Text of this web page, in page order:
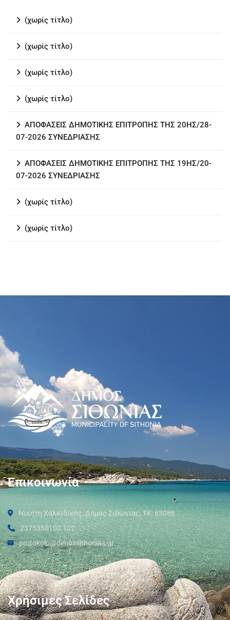
(χωρίς τίτλο)
(χωρίς τίτλο)
(χωρίς τίτλο)
(χωρίς τίτλο)
ΑΠΟΦΑΣΕΙΣ ΔΗΜΟΤΙΚΗΣ ΕΠΙΤΡΟΠΗΣ ΤΗΣ 20ΗΣ/28-
07-2026 ΣΥΝΕΔΡΙΑΣΗΣ
ΑΠΟΦΑΣΕΙΣ ΔΗΜΟΤΙΚΗΣ ΕΠΙΤΡΟΠΗΣ ΤΗΣ 19ΗΣ/20-
07-2026 ΣΥΝΕΔΡΙΑΣΗΣ
(χωρίς τίτλο)
(χωρίς τίτλο)
Επικοινωνία
Νικήτη Χαλκιδικής, Δήμος Σιθωνίας, ΤΚ: 63088
2375350100 102
protokolo@dimossithonias.gr
Χρήσιμες Σελίδες